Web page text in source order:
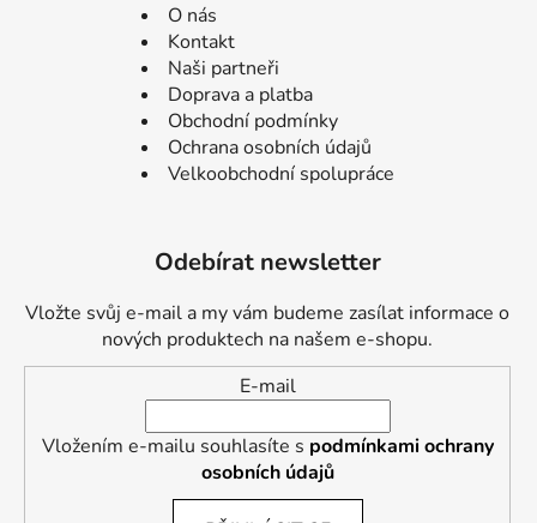
O nás
Kontakt
Naši partneři
Doprava a platba
Obchodní podmínky
Ochrana osobních údajů
Velkoobchodní spolupráce
Odebírat newsletter
Vložte svůj e-mail a my vám budeme zasílat informace o
nových produktech na našem e-shopu.
E-mail
Vložením e-mailu souhlasíte s podmínkami ochrany
osobních údajů